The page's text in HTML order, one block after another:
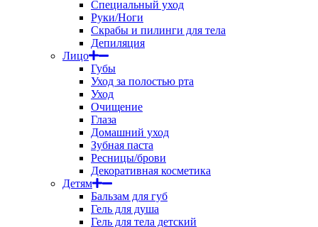
Специальный уход
Руки/Ноги
Скрабы и пилинги для тела
Депиляция
Лицо
Губы
Уход за полостью рта
Уход
Очищение
Глаза
Домашний уход
Зубная паста
Ресницы/брови
Декоративная косметика
Детям
Бальзам для губ
Гель для душа
Гель для тела детский